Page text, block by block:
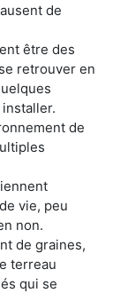
de
être des
retrouver en
de
vie, peu
non.
de graines,
terreau
qui se